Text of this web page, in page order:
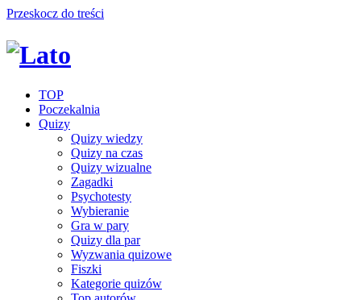
Przeskocz do treści
TOP
Poczekalnia
Quizy
Quizy wiedzy
Quizy na czas
Quizy wizualne
Zagadki
Psychotesty
Wybieranie
Gra w pary
Quizy dla par
Wyzwania quizowe
Fiszki
Kategorie quizów